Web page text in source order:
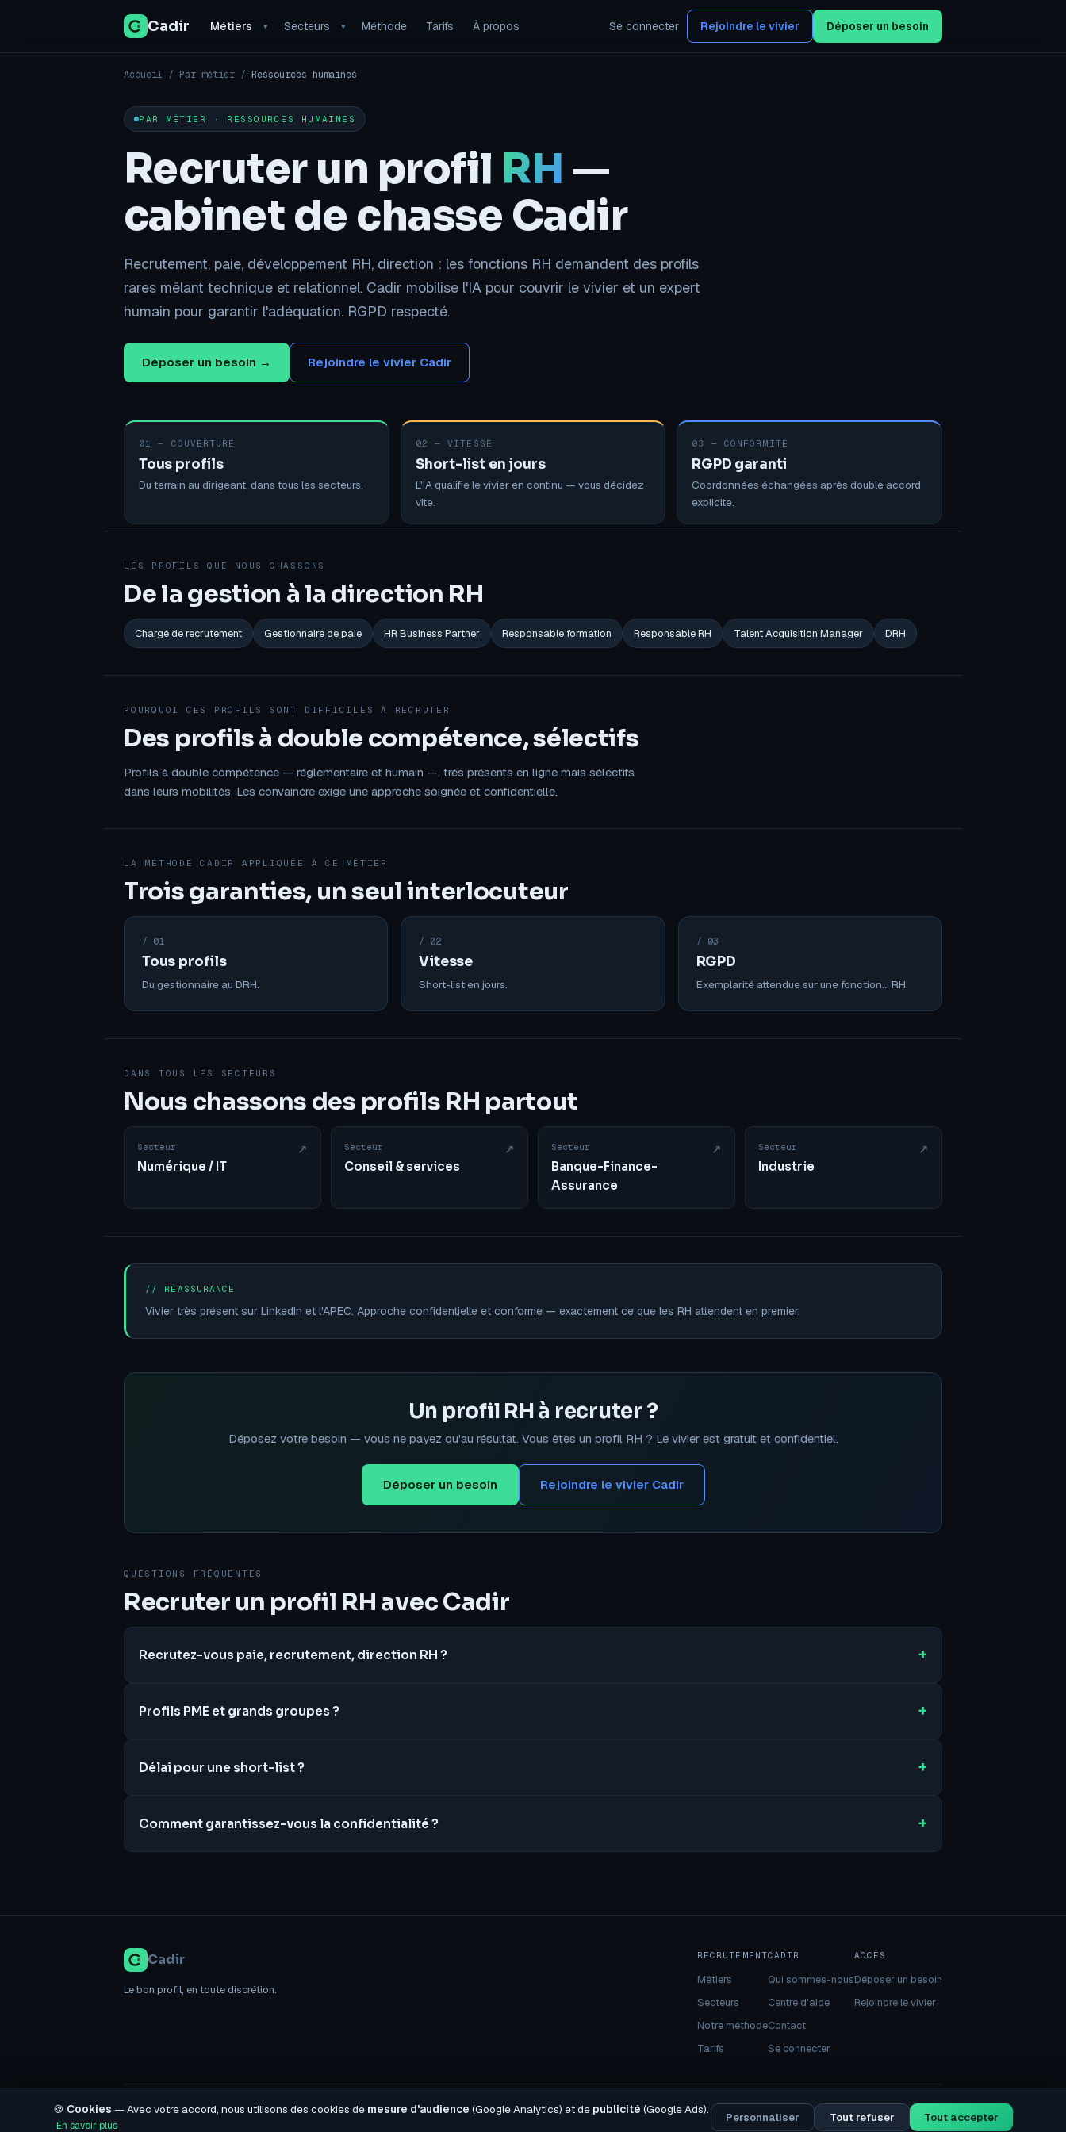
Cadir Métiers ▾ Secteurs ▾ Méthode Tarifs À propos Se connecter Rejoindre le vivier Déposer un besoin
Accueil / Par métier / Ressources humaines
PAR MÉTIER · RESSOURCES HUMAINES
Recruter un profil RH —
cabinet de chasse Cadir
Recrutement, paie, développement RH, direction : les fonctions RH demandent des profils
rares mêlant technique et relationnel. Cadir mobilise l'IA pour couvrir le vivier et un expert
humain pour garantir l'adéquation. RGPD respecté.
Déposer un besoin → Rejoindre le vivier Cadir
01 — COUVERTURE
Tous profils
Du terrain au dirigeant, dans tous les secteurs.
02 — VITESSE
Short-list en jours
L'IA qualifie le vivier en continu — vous décidez
vite.
03 — CONFORMITÉ
RGPD garanti
Coordonnées échangées après double accord
explicite.
LES PROFILS QUE NOUS CHASSONS
De la gestion à la direction RH
Chargé de recrutement Gestionnaire de paie HR Business Partner Responsable formation Responsable RH Talent Acquisition Manager DRH
POURQUOI CES PROFILS SONT DIFFICILES À RECRUTER
Des profils à double compétence, sélectifs
Profils à double compétence — réglementaire et humain —, très présents en ligne mais sélectifs
dans leurs mobilités. Les convaincre exige une approche soignée et confidentielle.
LA MÉTHODE CADIR APPLIQUÉE À CE MÉTIER
Trois garanties, un seul interlocuteur
/ 01
Tous profils
Du gestionnaire au DRH.
/ 02
Vitesse
Short-list en jours.
/ 03
RGPD
Exemplarité attendue sur une fonction… RH.
DANS TOUS LES SECTEURS
Nous chassons des profils RH partout
↗
Secteur
Numérique / IT
↗
Secteur
Conseil & services
↗
Secteur
Banque-Finance-
Assurance
↗
Secteur
Industrie
// RÉASSURANCE
Vivier très présent sur LinkedIn et l'APEC. Approche confidentielle et conforme — exactement ce que les RH attendent en premier.
Un profil RH à recruter ?
Déposez votre besoin — vous ne payez qu'au résultat. Vous êtes un profil RH ? Le vivier est gratuit et confidentiel.
Déposer un besoin Rejoindre le vivier Cadir
QUESTIONS FRÉQUENTES
Recruter un profil RH avec Cadir
Recrutez-vous paie, recrutement, direction RH ?
Profils PME et grands groupes ?
Délai pour une short-list ?
Comment garantissez-vous la confidentialité ?
Cadir
Le bon profil, en toute discrétion.
RECRUTEMENT
Métiers
Secteurs
Notre méthode
Tarifs
CADIR
Qui sommes-nous
Centre d'aide
Contact
Se connecter
ACCÈS
Déposer un besoin
Rejoindre le vivier
Mentions légalesCGU CGVConfidentialité Demandes RGPDNewsletterCookies
🍪 Cookies — Avec votre accord, nous utilisons des cookies de mesure d'audience (Google Analytics) et de publicité (Google Ads).
En savoir plus
Personnaliser Tout refuser Tout accepter